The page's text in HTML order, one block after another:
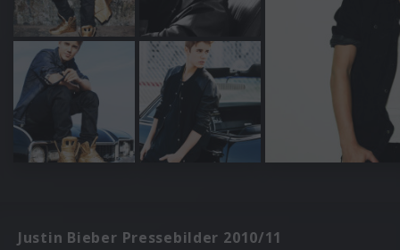
Justin Bieber Pressebilder 2010/11